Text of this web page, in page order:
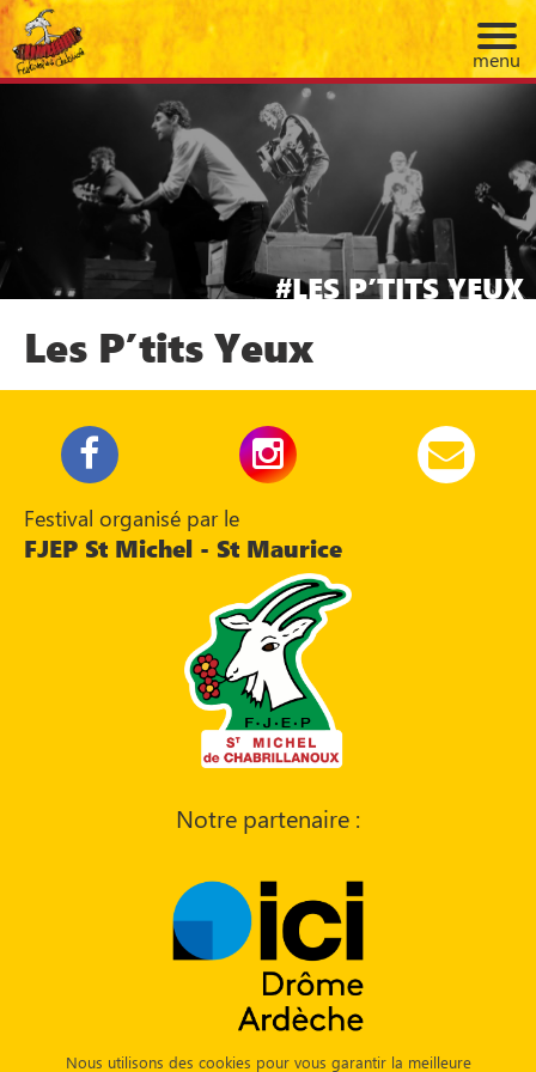
menu
LES P’TITS YEUX
Les P’tits Yeux
Nous utilisons des cookies pour vous garantir la meilleure
Festival organisé par le
FJEP St Michel - St Maurice
Notre partenaire :